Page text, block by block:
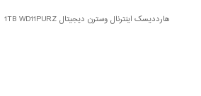
هارددیسک اینترنال وسترن دیجیتال 1TB WD11PURZ